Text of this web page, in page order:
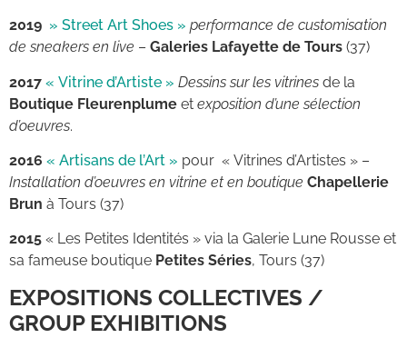
2019 » Street Art Shoes » performance de customisation
de sneakers en live – Galeries Lafayette de Tours (37)
2017 « Vitrine d’Artiste » Dessins sur les vitrines de la
Boutique Fleurenplume et exposition d’une sélection
d’oeuvres.
2016 « Artisans de l’Art » pour « Vitrines d’Artistes » –
Installation d’oeuvres en vitrine et en boutique Chapellerie
Brun à Tours (37)
2015 « Les Petites Identités » via la Galerie Lune Rousse et
sa fameuse boutique Petites Séries, Tours (37)
EXPOSITIONS COLLECTIVES /
GROUP EXHIBITIONS